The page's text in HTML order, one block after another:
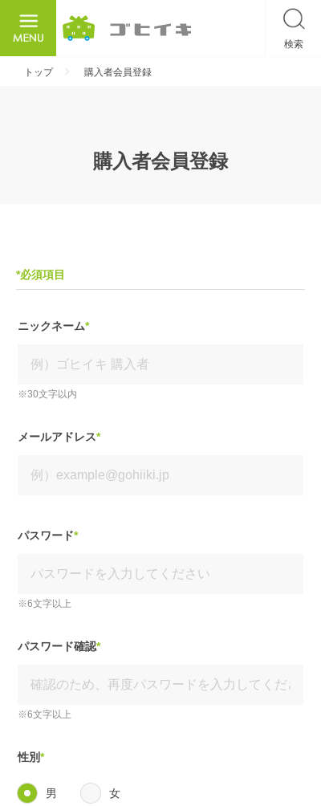
検索
トップ 購入者会員登録
購入者会員登録
*必須項目
ニックネーム*
※30文字以内
メールアドレス*
パスワード*
※6文字以上
パスワード確認*
※6文字以上
性別*
男 女